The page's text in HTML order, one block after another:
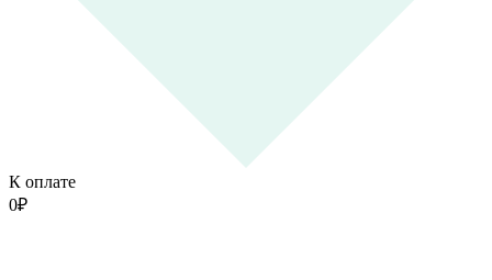
К оплате
0₽